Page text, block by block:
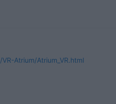
Atrium/Atrium_VR.html